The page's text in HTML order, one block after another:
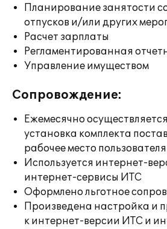
Планирование занятости
отпусков и/или других
Расчет зарплаты
Регламентированная
Управление имуществом
Сопровождение:
Ежемесячно
установка комплекта
рабочее место пользователя
Используется интернет-
интернет-сервисы ИТС
Оформлено льготное
Произведена настройка и
к интернет-версии ИТС и